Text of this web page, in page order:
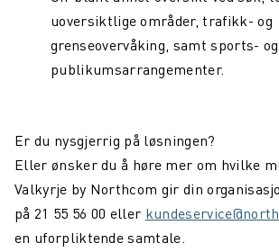
uoversiktlige områder, trafikk- og
grenseovervåking, samt sports- og
publikumsarrangementer.
Er du nysgjerrig på løsningen?
Eller ønsker du å høre mer om hvilke
Valkyrje by Northcom gir din
på 21 55 56 00 eller
en uforpliktende samtale.